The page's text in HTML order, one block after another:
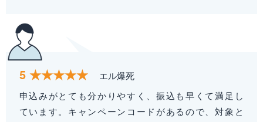
5
エル爆死
申込みがとても分かりやすく、振込も早くて満足し
ています。キャンペーンコードがあるので、対象と